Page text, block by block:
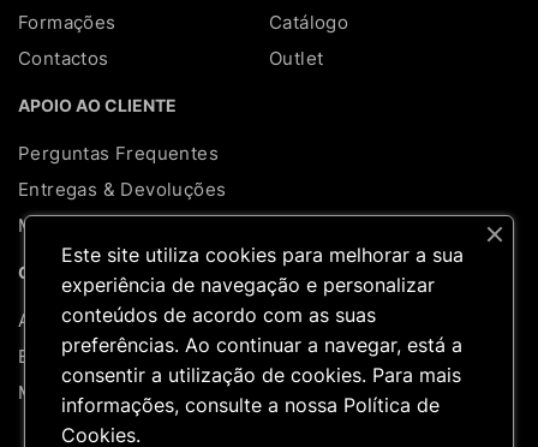
Formações
Contactos
Catálogo
Outlet
APOIO AO CLIENTE
Perguntas Frequentes
Entregas & Devoluções
Mapa do site
CONTA
A minha conta
Encomendas
Moradas
REDES SOCIAIS
Este site utiliza cookies para melhorar a sua
experiência de navegação e personalizar
conteúdos de acordo com as suas
preferências. Ao continuar a navegar, está a
consentir a utilização de cookies. Para mais
informações, consulte a nossa Política de
Cookies.